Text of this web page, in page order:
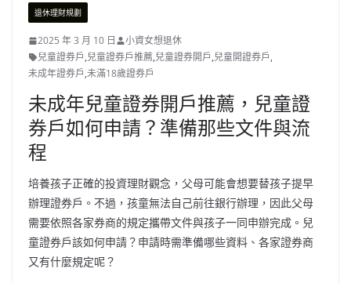
退休理財規劃
2025 年 3 月 10 日
小資女想退休
兒童證券戶,兒童證券戶推薦,兒童證券開戶,兒童開證券戶,
未成年證券戶,未滿18歲證券戶
未成年兒童證券開戶推薦，兒童證
券戶如何申請？準備那些文件與流
程
培養孩子正確的投資理財觀念，父母可能會想要替孩子提早
辦理證券戶。不過，孩童無法自己前往銀行辦理，因此父母
需要依照各家券商的規定攜帶文件與孩子一同申辦完成。兒
童證券戶該如何申請？申請時需準備哪些資料、各家證券商
又有什麼規定呢？